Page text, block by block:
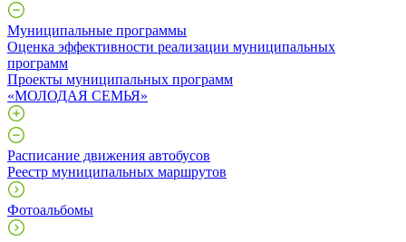
Муниципальные программы
Оценка эффективности реализации муниципальных
программ
Проекты муниципальных программ
«МОЛОДАЯ СЕМЬЯ»
Расписание движения автобусов
Реестр муниципальных маршрутов
Фотоальбомы